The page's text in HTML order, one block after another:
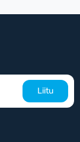
Liitu